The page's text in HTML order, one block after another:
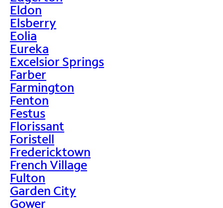
Eldon
Elsberry
Eolia
Eureka
Excelsior Springs
Farber
Farmington
Fenton
Festus
Florissant
Foristell
Fredericktown
French Village
Fulton
Garden City
Gower